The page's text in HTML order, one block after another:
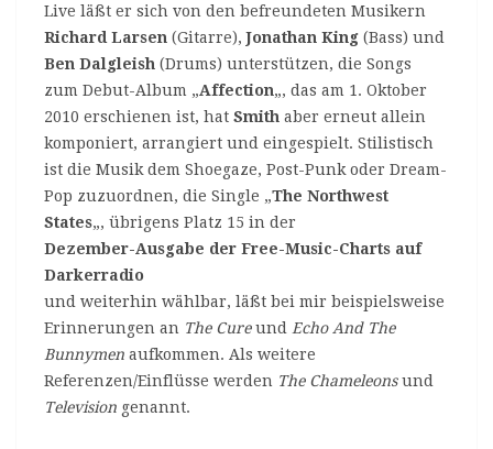
Live läßt er sich von den befreundeten Musikern
Richard Larsen (Gitarre),Jonathan King (Bass) und
Ben Dalgleish (Drums) unterstützen, die Songs
zum Debut-Album „Affection„, das am 1. Oktober
2010 erschienen ist, hat Smith aber erneut allein
komponiert, arrangiert und eingespielt. Stilistisch
ist die Musik dem Shoegaze, Post-Punk oder Dream-
Pop zuzuordnen, die Single „The Northwest
States„, übrigens Platz 15 in der
Dezember-Ausgabe der Free-Music-Charts auf
Darkerradio
und weiterhin wählbar, läßt bei mir beispielsweise
Erinnerungen an The Cureund Echo And The
Bunnymen aufkommen. Als weitere
Referenzen/Einflüsse werden The Chameleonsund
Television genannt.